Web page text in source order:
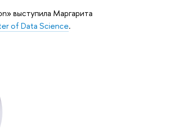
выступила Маргарита
of Data Science.